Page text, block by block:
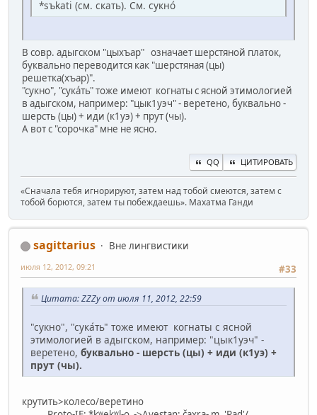
*sъkati (см. скать). См. сукно́
В совр. адыгском "цыхъар" означает шерстяной платок,
буквально переводится как "шерстяная (цы)
решетка(хъар)".
"сукно", "сука́ть" тоже имеют когнаты с ясной этимологией
в адыгском, например: "цык1уэч" - веретено, буквально -
шерсть (цы) + иди (к1уэ) + прут (чы).
А вот с "сорочка" мне не ясно.
QQ ЦИТИРОВАТЬ
«Сначала тебя игнорируют, затем над тобой смеются, затем с
тобой борются, затем ты побеждаешь». Махатма Ганди
sagittarius
Вне лингвистики
#33
июля 12, 2012, 09:21
Цитата: ZZZy от июля 11, 2012, 22:59
"сукно", "сука́ть" тоже имеют когнаты с ясной
этимологией в адыгском, например: "цык1уэч" -
веретено, буквально - шерсть (цы) + иди (к1уэ) +
прут (чы).
крутить>колесо/веретино